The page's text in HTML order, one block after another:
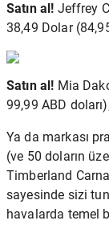
Satın al! Jeffrey
38,49 Dolar
Satın al! Mia
99,99 ABD
Ya da markası
(ve 50 doların
Timberland
sayesinde sizi
havalarda temel